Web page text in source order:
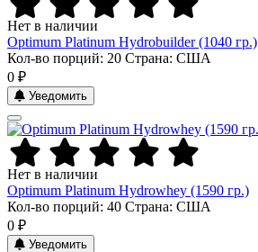
Нет в наличии
Optimum Platinum Hydrobuilder (1040 гр.)
Кол-во порций: 20 Страна: США
0 ₽
Уведомить
Нет в наличии
Optimum Platinum Hydrowhey (1590 гр.)
Кол-во порций: 40 Страна: США
0 ₽
Уведомить